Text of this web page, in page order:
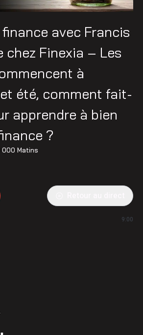
avec Francis
chez Finexia – Les
à
été, comment fait-
apprendre à bien
?
000 Matins
9:00